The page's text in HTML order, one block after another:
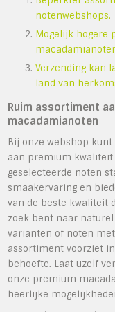
notenwebshops.
Mogelijk hogere
Verzending kan
land van
Ruim assortiment
macadamianoten
Bij onze webshop
aan premium kwaliteit
geselecteerde noten
smaakervaring en
van de beste kwaliteit
zoek bent naar
varianten of noten
assortiment voorziet
behoefte. Laat uzelf
onze premium
heerlijke